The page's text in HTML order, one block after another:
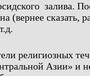
залива.
(вернее сказать,
религиозных
Азии» и